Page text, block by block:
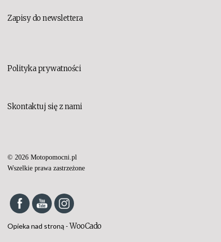
Zapisy do newslettera
Polityka prywatności
Skontaktuj się z nami
© 2026 Motopomocni.pl
Wszelkie prawa zastrzeżone
Set Youtube Channel ID
Opieka nad stroną -WooCado